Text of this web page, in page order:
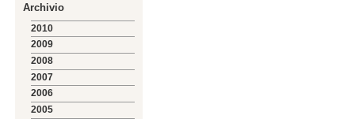
Archivio
2010
2009
2008
2007
2006
2005